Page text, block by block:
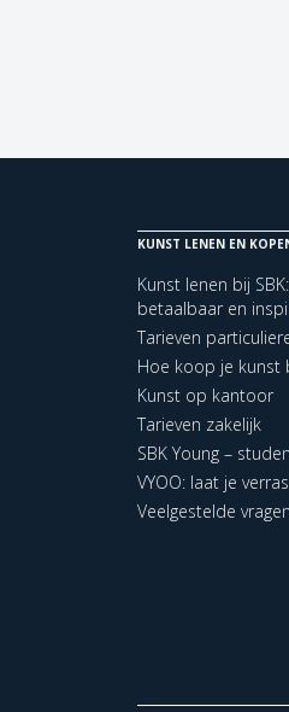
KUNST LENEN EN
Kunst lenen bij
betaalbaar en
Tarieven
Hoe koop je kunst
Kunst op kantoor
Tarieven zakelijk
SBK Young –
VYOO: laat je
Veelgestelde vragen